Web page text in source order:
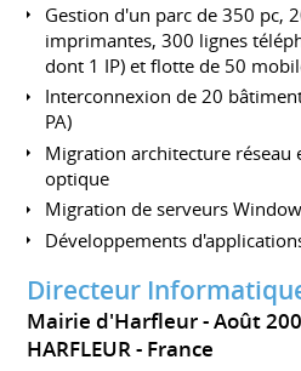
Gestion d'un parc de 350 pc,
imprimantes, 300 lignes
dont 1 IP) et flotte de 50
Interconnexion de 20
PA)
Migration architecture réseau
optique
Migration de serveurs
Développements
Directeur
Mairie d'Harfleur Août
HARFLEUR
France